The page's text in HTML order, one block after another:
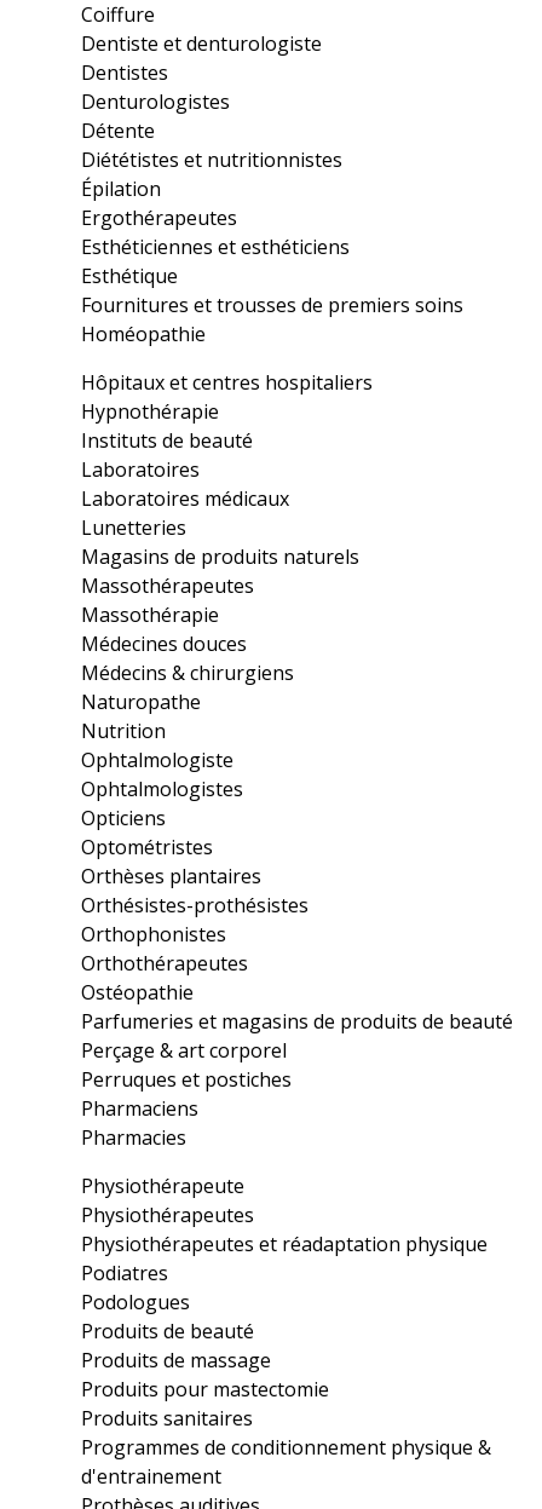
Coiffure
Dentiste et denturologiste
Dentistes
Denturologistes
Détente
Diététistes et nutritionnistes
Épilation
Ergothérapeutes
Esthéticiennes et esthéticiens
Esthétique
Fournitures et trousses de premiers soins
Homéopathie
Hôpitaux et centres hospitaliers
Hypnothérapie
Instituts de beauté
Laboratoires
Laboratoires médicaux
Lunetteries
Magasins de produits naturels
Massothérapeutes
Massothérapie
Médecines douces
Médecins & chirurgiens
Naturopathe
Nutrition
Ophtalmologiste
Ophtalmologistes
Opticiens
Optométristes
Orthèses plantaires
Orthésistes-prothésistes
Orthophonistes
Orthothérapeutes
Ostéopathie
Parfumeries et magasins de produits de beauté
Perçage & art corporel
Perruques et postiches
Pharmaciens
Pharmacies
Physiothérapeute
Physiothérapeutes
Physiothérapeutes et réadaptation physique
Podiatres
Podologues
Produits de beauté
Produits de massage
Produits pour mastectomie
Produits sanitaires
Programmes de conditionnement physique &
d'entrainement